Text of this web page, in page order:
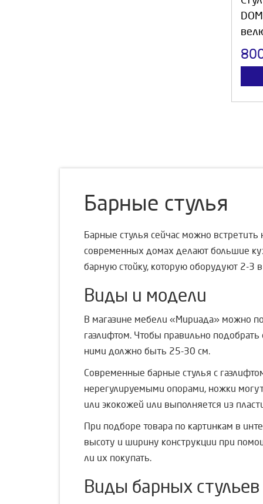
Барные стулья
Барные стулья сейчас можно
современных домах делают большие
барную стойку, которую оборудуют 2-3
Виды и модели
В магазине мебели «Мириада» можно
газлифтом. Чтобы правильно
ними должно быть 25-30 см.
Современные барные стулья с
нерегулируемыми опорами, ножки
или экокожей или выполняется из
При подборе товара по картинкам в
высоту и ширину конструкции при
ли их покупать.
Виды барных стульев